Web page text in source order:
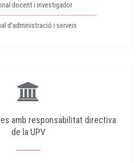
docent i investigador
d'administració i serveis
amb responsabilitat directiva
de la UPV